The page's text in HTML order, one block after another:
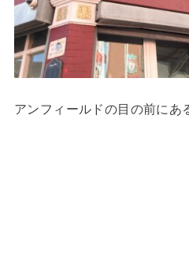
アンフィールドの目の前にあ